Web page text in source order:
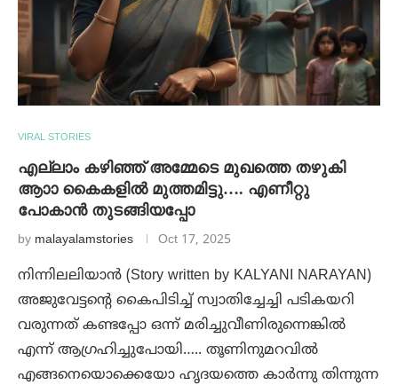
VIRAL STORIES
എല്ലാം കഴിഞ്ഞ് അമ്മേടെ മുഖത്തെ തഴുകി
ആാാ കൈകളിൽ മുത്തമിട്ടു…. എണീറ്റു
പോകാൻ തുടങ്ങിയപ്പോ
by malayalamstories Oct 17, 2025
നിന്നിലലിയാൻ (Story written by KALYANI NARAYAN)
അജുവേട്ടന്റെ കൈപിടിച്ച് സ്വാതിച്ചേച്ചി പടികയറി
വരുന്നത് കണ്ടപ്പോ ഒന്ന് മരിച്ചുവീണിരുന്നെങ്കിൽ
എന്ന് ആഗ്രഹിച്ചുപോയി….. തൂണിനുമറവിൽ
എങ്ങനെയൊക്കെയോ ഹൃദയത്തെ കാർന്നു തിന്നുന്ന